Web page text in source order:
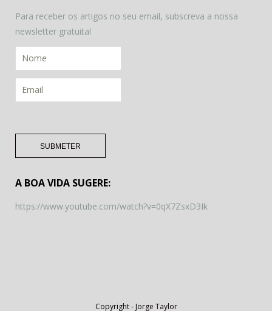
Para receber os artigos no seu email, subscreva a nossa
newsletter gratuita!
A BOA VIDA SUGERE:
https://www.youtube.com/watch?v=0qX7ZsxD3Ik
Copyright - Jorge Taylor